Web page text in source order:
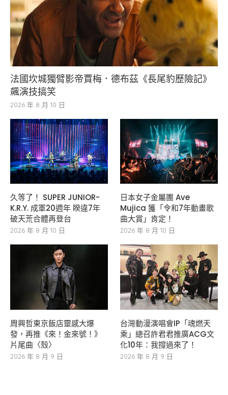
法國坎城獨臂影帝賈梅．德布茲《長尾豹歷險記》
飆演技搞笑
2026 年 8 月 10 日
久等了！ SUPER JUNIOR-
K.R.Y. 成軍20週年 睽違7年
破天荒合體再登台
2026 年 8 月 10 日
日本女子金屬團 Ave
Mujica 獲「令和7年動畫歌
曲大賞」肯定！
2026 年 8 月 10 日
周興哲東京飯店靈感大爆
發，再推《來！金來號！》
片尾曲〈殼〉
2026 年 8 月 9 日
台灣動漫演唱會IP「魂燃天
乘」總召許君君推廣ACG文
化10年：我撐過來了！
2026 年 8 月 9 日